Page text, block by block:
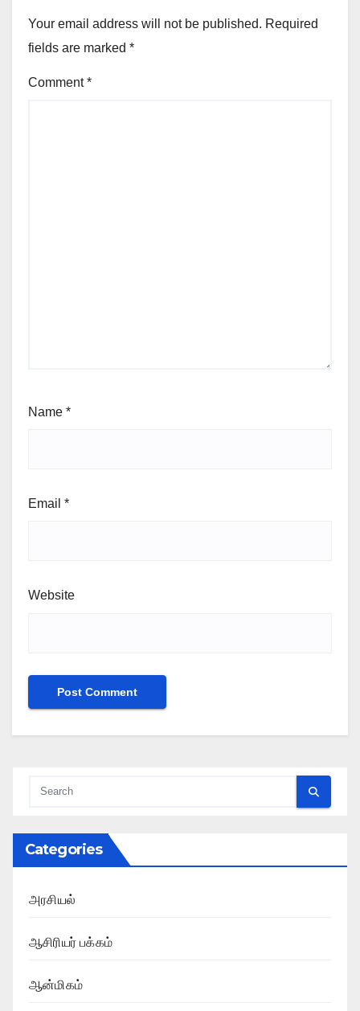
Your email address will not be published. Required
fields are marked *
Comment*
Name *
Email *
Website
Categories
அரசியல்
ஆசிரியர் பக்கம்
ஆன்மிகம்